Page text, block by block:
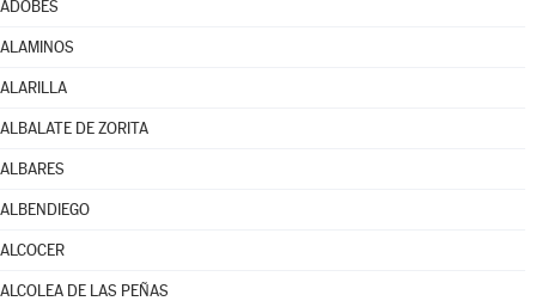
ADOBES
ALAMINOS
ALARILLA
ALBALATE DE ZORITA
ALBARES
ALBENDIEGO
ALCOCER
ALCOLEA DE LAS PEÑAS